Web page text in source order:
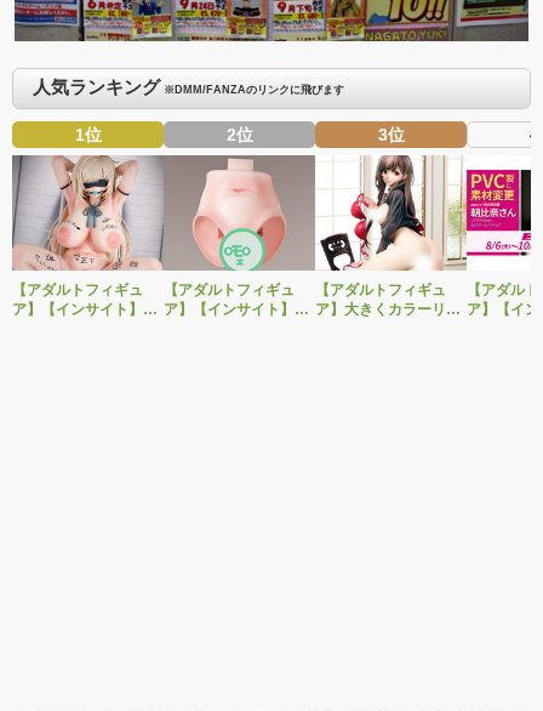
人気ランキング ※DMM/FANZAのリンクに飛びます
1位
【アダルトフィギュ
ア】【インサイト】肉
2位
【アダルトフィギュ
ア】【インサイト】ベ
3位
【アダルトフィギュ
ア】大きくカラーリン
4
【アダル
ア】【イ